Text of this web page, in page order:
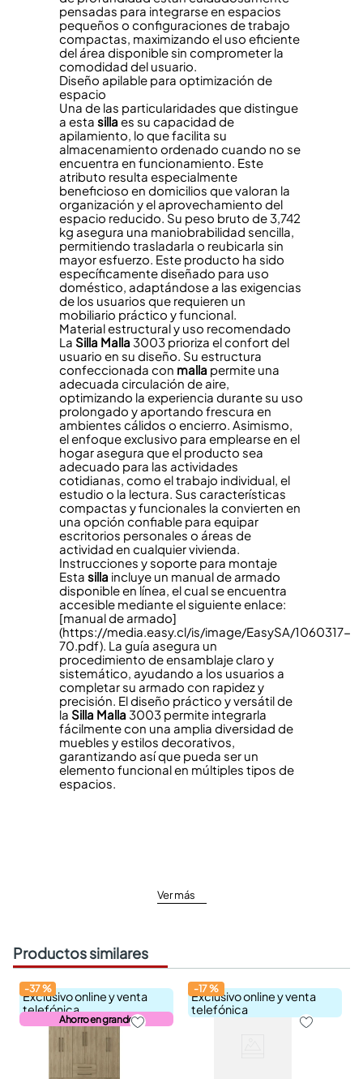
pensadas para integrarse en espacios
pequeños o configuraciones de trabajo
compactas, maximizando el uso eficiente
del área disponible sin comprometer la
comodidad del usuario.
Diseño apilable para optimización de
espacio
Una de las particularidades que distingue
a esta silla es su capacidad de
apilamiento, lo que facilita su
almacenamiento ordenado cuando no se
encuentra en funcionamiento. Este
atributo resulta especialmente
beneficioso en domicilios que valoran la
organización y el aprovechamiento del
espacio reducido. Su peso bruto de 3,742
kg asegura una maniobrabilidad sencilla,
permitiendo trasladarla o reubicarla sin
mayor esfuerzo. Este producto ha sido
específicamente diseñado para uso
doméstico, adaptándose a las exigencias
de los usuarios que requieren un
mobiliario práctico y funcional.
Material estructural y uso recomendado
La Silla Malla 3003 prioriza el confort del
usuario en su diseño. Su estructura
confeccionada con malla permite una
adecuada circulación de aire,
optimizando la experiencia durante su uso
prolongado y aportando frescura en
ambientes cálidos o encierro. Asimismo,
el enfoque exclusivo para emplearse en el
hogar asegura que el producto sea
adecuado para las actividades
cotidianas, como el trabajo individual, el
estudio o la lectura. Sus características
compactas y funcionales la convierten en
una opción confiable para equipar
escritorios personales o áreas de
actividad en cualquier vivienda.
Instrucciones y soporte para montaje
Esta silla incluye un manual de armado
disponible en línea, el cual se encuentra
accesible mediante el siguiente enlace:
[manual de armado]
(https://media.easy.cl/is/image/EasySA/1060317-
70.pdf). La guía asegura un
procedimiento de ensamblaje claro y
sistemático, ayudando a los usuarios a
completar su armado con rapidez y
precisión. El diseño práctico y versátil de
la Silla Malla 3003 permite integrarla
fácilmente con una amplia diversidad de
muebles y estilos decorativos,
garantizando así que pueda ser un
elemento funcional en múltiples tipos de
espacios.
Ver más
Productos similares
Exclusivo online y venta
telefónica
Ahorro en grande
-37%
Exclusivo online y venta
telefónica
-17%